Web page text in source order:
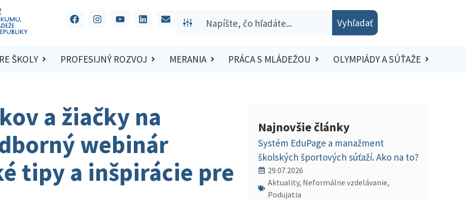
Vyhľadať
ŠKOLY PROFESIJNÝ ROZVOJ MERANIA PRÁCA S MLÁDEŽOU OLYMPIÁDY A SÚŤAŽE
a žiačky na
webinár
tipy a inšpirácie pre
Najnovšie články
Systém EduPage a manažment
školských športových súťaží. Ako na to?
29.07.2026
Aktuality, Neformálne vzdelávanie,
Podujatia